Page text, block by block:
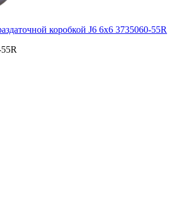
коробкой J6 6x6 3735060-55R